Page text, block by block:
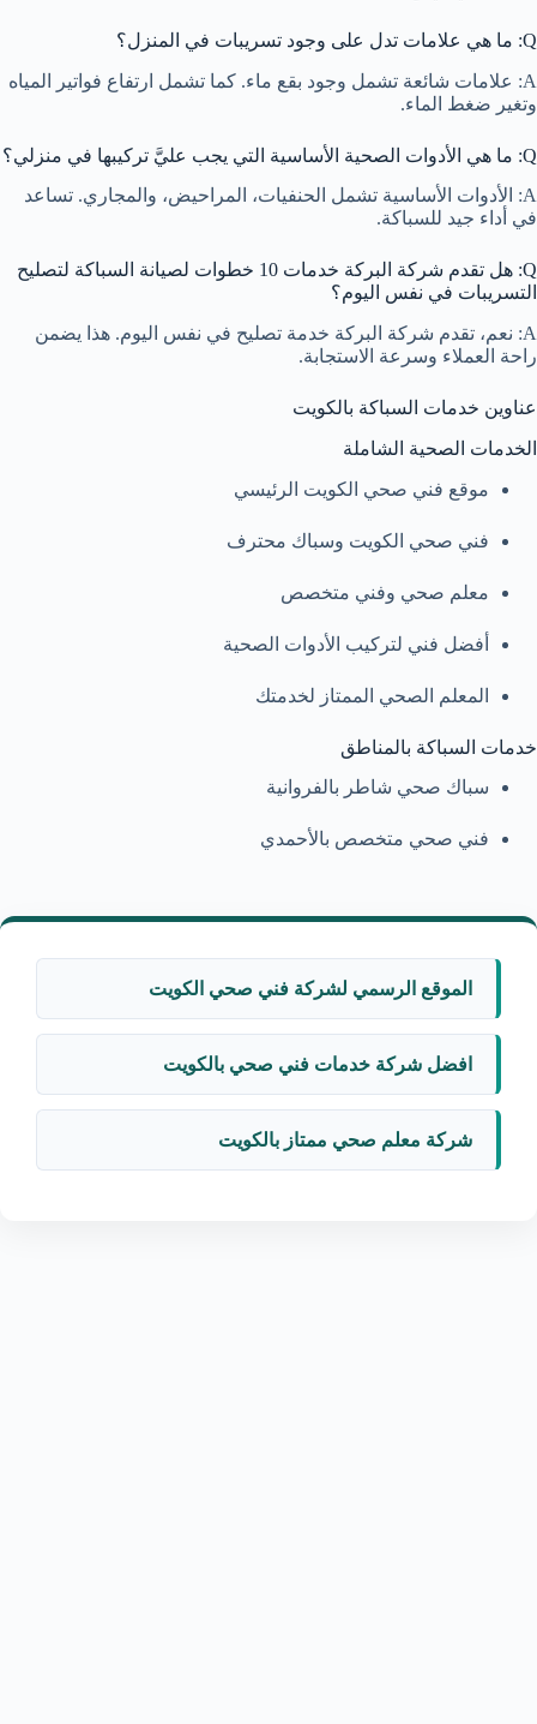
Q: ما هي علامات تدل على وجود تسريبات في المنزل؟
A: علامات شائعة تشمل وجود بقع ماء. كما تشمل ارتفاع فواتير المياه
وتغير ضغط الماء.
Q: ما هي الأدوات الصحية الأساسية التي يجب عليَّ تركيبها في منزلي؟
A: الأدوات الأساسية تشمل الحنفيات، المراحيض، والمجاري. تساعد
في أداء جيد للسباكة.
Q: هل تقدم شركة البركة خدمات 10 خطوات لصيانة السباكة لتصليح
التسريبات في نفس اليوم؟
A: نعم، تقدم شركة البركة خدمة تصليح في نفس اليوم. هذا يضمن
راحة العملاء وسرعة الاستجابة.
عناوين خدمات السباكة بالكويت
الخدمات الصحية الشاملة
موقع فني صحي الكويت الرئيسي
فني صحي الكويت وسباك محترف
معلم صحي وفني متخصص
أفضل فني لتركيب الأدوات الصحية
المعلم الصحي الممتاز لخدمتك
خدمات السباكة بالمناطق
سباك صحي شاطر بالفروانية
فني صحي متخصص بالأحمدي
الموقع الرسمي لشركة فني صحي الكويت
افضل شركة خدمات فني صحي بالكويت
شركة معلم صحي ممتاز بالكويت